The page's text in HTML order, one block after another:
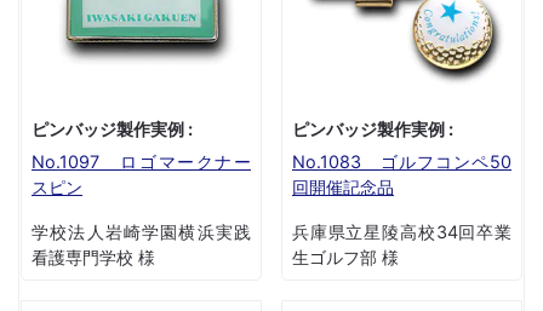
ピンバッジ製作実例 :
No.1097 ロゴマークナー
スピン
学校法人岩崎学園横浜実践
看護専門学校 様
ピンバッジ製作実例 :
No.1083 ゴルフコンペ50
回開催記念品
兵庫県立星陵高校34回卒業
生ゴルフ部 様